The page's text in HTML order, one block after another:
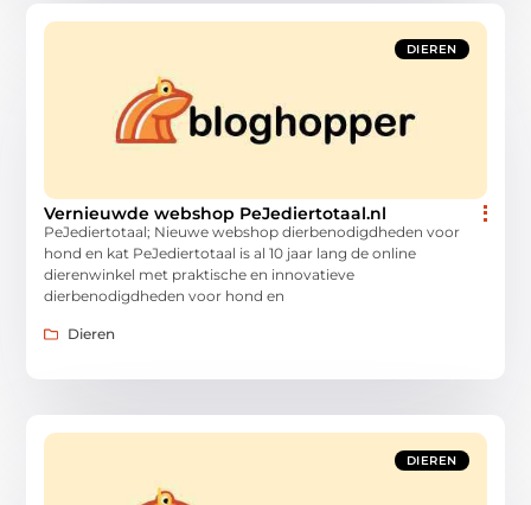
DIEREN
Vernieuwde webshop PeJediertotaal.nl
PeJediertotaal; Nieuwe webshop dierbenodigdheden voor
hond en kat PeJediertotaal is al 10 jaar lang de online
dierenwinkel met praktische en innovatieve
dierbenodigdheden voor hond en
Dieren
DIEREN